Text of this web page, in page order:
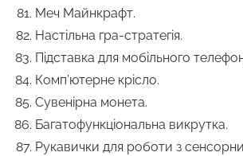
Меч Майнкрафт.
Настільна гра-стратегія.
Підставка для мобільного
Комп’ютерне крісло.
Сувенірна монета.
Багатофункціональна викрутка.
Рукавички для роботи з